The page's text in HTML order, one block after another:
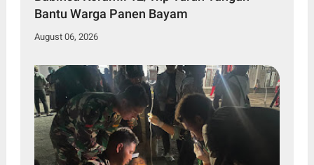
Bantu Warga Panen Bayam
August 06, 2026